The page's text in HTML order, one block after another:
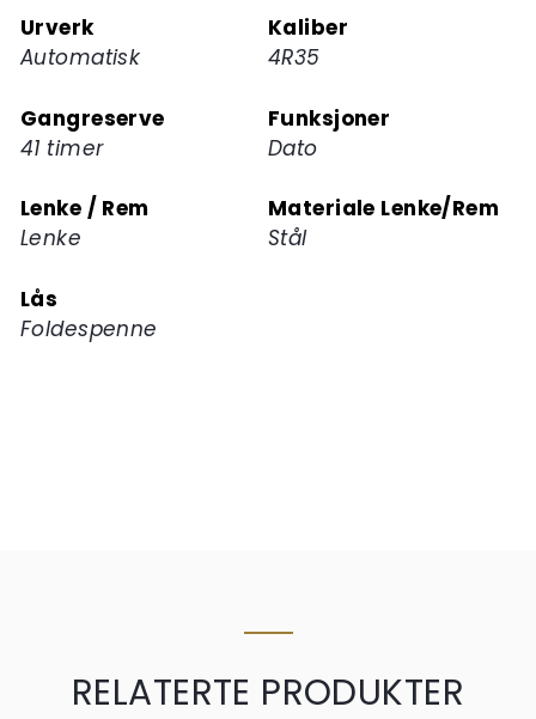
Urverk
Automatisk
Kaliber
4R35
Gangreserve
41 timer
Funksjoner
Dato
Lenke / Rem
Lenke
Materiale Lenke/Rem
Stål
Lås
Foldespenne
RELATERTE PRODUKTER